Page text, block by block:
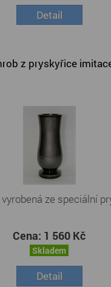
Detail
z pryskyřice
ze speciální
Cena: 1 560 Kč
Skladem
Detail